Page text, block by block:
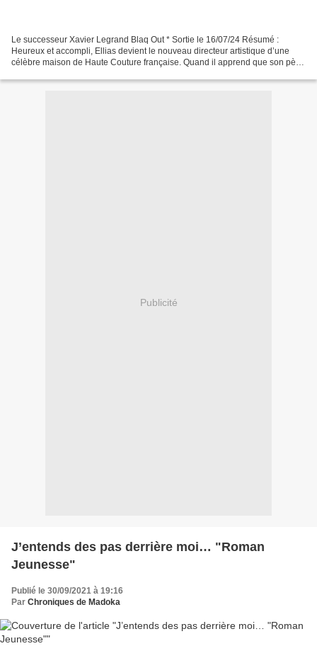
Le successeur Xavier Legrand Blaq Out * Sortie le 16/07/24 Résumé :
Heureux et accompli, Ellias devient le nouveau directeur artistique d’une
célèbre maison de Haute Couture française. Quand il apprend que son père,
Publicité
J’entends des pas derrière moi… "Roman
Jeunesse"
Publié le 30/09/2021 à 19:16
Par Chroniques de Madoka